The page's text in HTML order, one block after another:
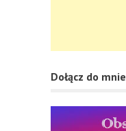
Dołącz do mnie